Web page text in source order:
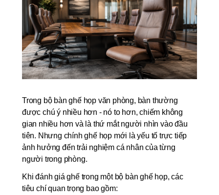
Trong bộ bàn ghế họp văn phòng, bàn thường
được chú ý nhiều hơn - nó to hơn, chiếm không
gian nhiều hơn và là thứ mắt người nhìn vào đầu
tiên. Nhưng chính ghế họp mới là yếu tố trực tiếp
ảnh hưởng đến trải nghiệm cá nhân của từng
người trong phòng.
Khi đánh giá ghế trong một bộ bàn ghế họp, các
tiêu chí quan trọng bao gồm: